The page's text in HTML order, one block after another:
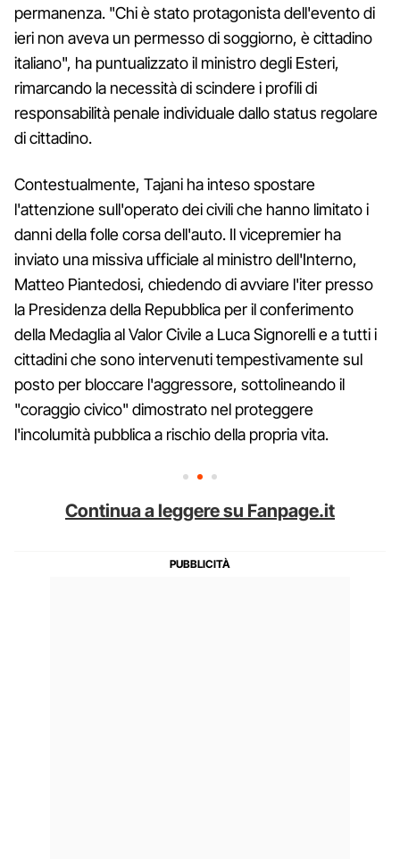
permanenza. "Chi è stato protagonista dell'evento di
ieri non aveva un permesso di soggiorno, è cittadino
italiano", ha puntualizzato il ministro degli Esteri,
rimarcando la necessità di scindere i profili di
responsabilità penale individuale dallo status regolare
di cittadino.
Contestualmente, Tajani ha inteso spostare
l'attenzione sull'operato dei civili che hanno limitato i
danni della folle corsa dell'auto. Il vicepremier ha
inviato una missiva ufficiale al ministro dell'Interno,
Matteo Piantedosi, chiedendo di avviare l'iter presso
la Presidenza della Repubblica per il conferimento
della Medaglia al Valor Civile a Luca Signorelli e a tutti i
cittadini che sono intervenuti tempestivamente sul
posto per bloccare l'aggressore, sottolineando il
"coraggio civico" dimostrato nel proteggere
l'incolumità pubblica a rischio della propria vita.
Continua a leggere su Fanpage.it